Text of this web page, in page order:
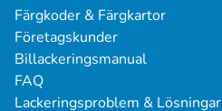
Färgkoder & Färgkartor
Företagskunder
Billackeringsmanual
FAQ
Lackeringsproblem & Lösningar